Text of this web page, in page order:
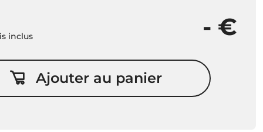
inclus - €
Ajouter au panier